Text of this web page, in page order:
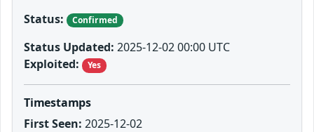
Status:
Confirmed
Status Updated: 2025-12-02 00:00 UTC
Exploited:
Yes
Timestamps
First Seen: 2025-12-02